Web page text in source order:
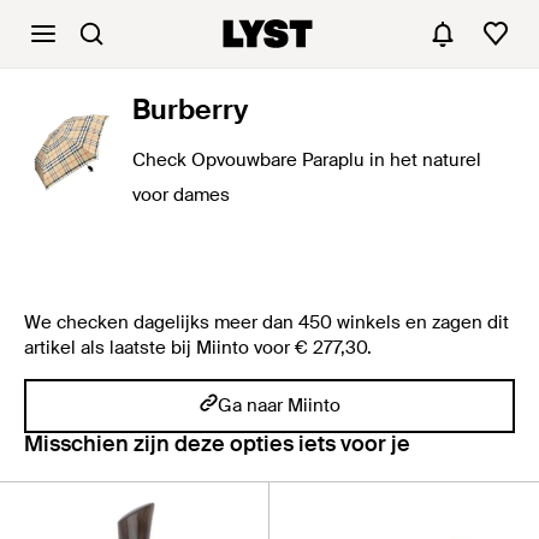
Burberry
Check Opvouwbare Paraplu in het naturel
voor dames
We checken dagelijks meer dan 450 winkels en zagen dit
artikel als laatste bij Miinto voor € 277,30.
Ga naar Miinto
Misschien zijn deze opties iets voor je